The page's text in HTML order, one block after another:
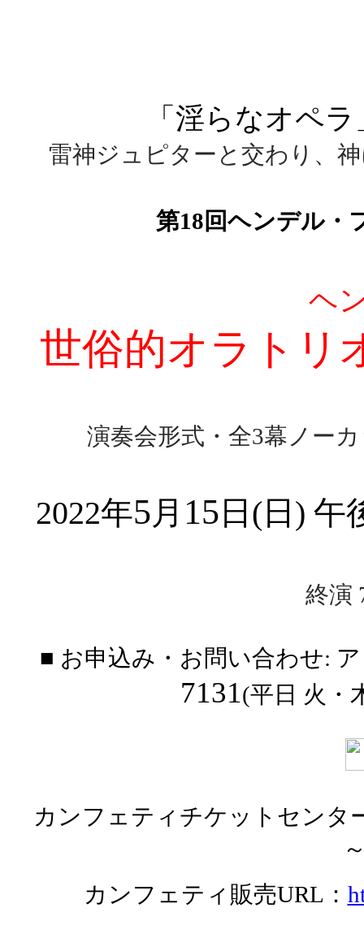
「淫らなオペ
雷神ジュピターと交わり、
第18回ヘンデル・
ヘ
世俗的オラト
演奏会形式・全3幕ノー
2022年5月 15 日(日) 午
終演
■ お申込み・お問い合わせ:
7131(平日 火・
カンフェティチケットセンタ
カンフェティ販売URL ：